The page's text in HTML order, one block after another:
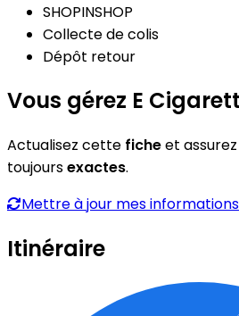
SHOPINSHOP
Collecte de colis
Dépôt retour
Vous gérez E
Actualisez cette ficheet
toujoursexactes.
Mettre à jour mes informations
Itinéraire